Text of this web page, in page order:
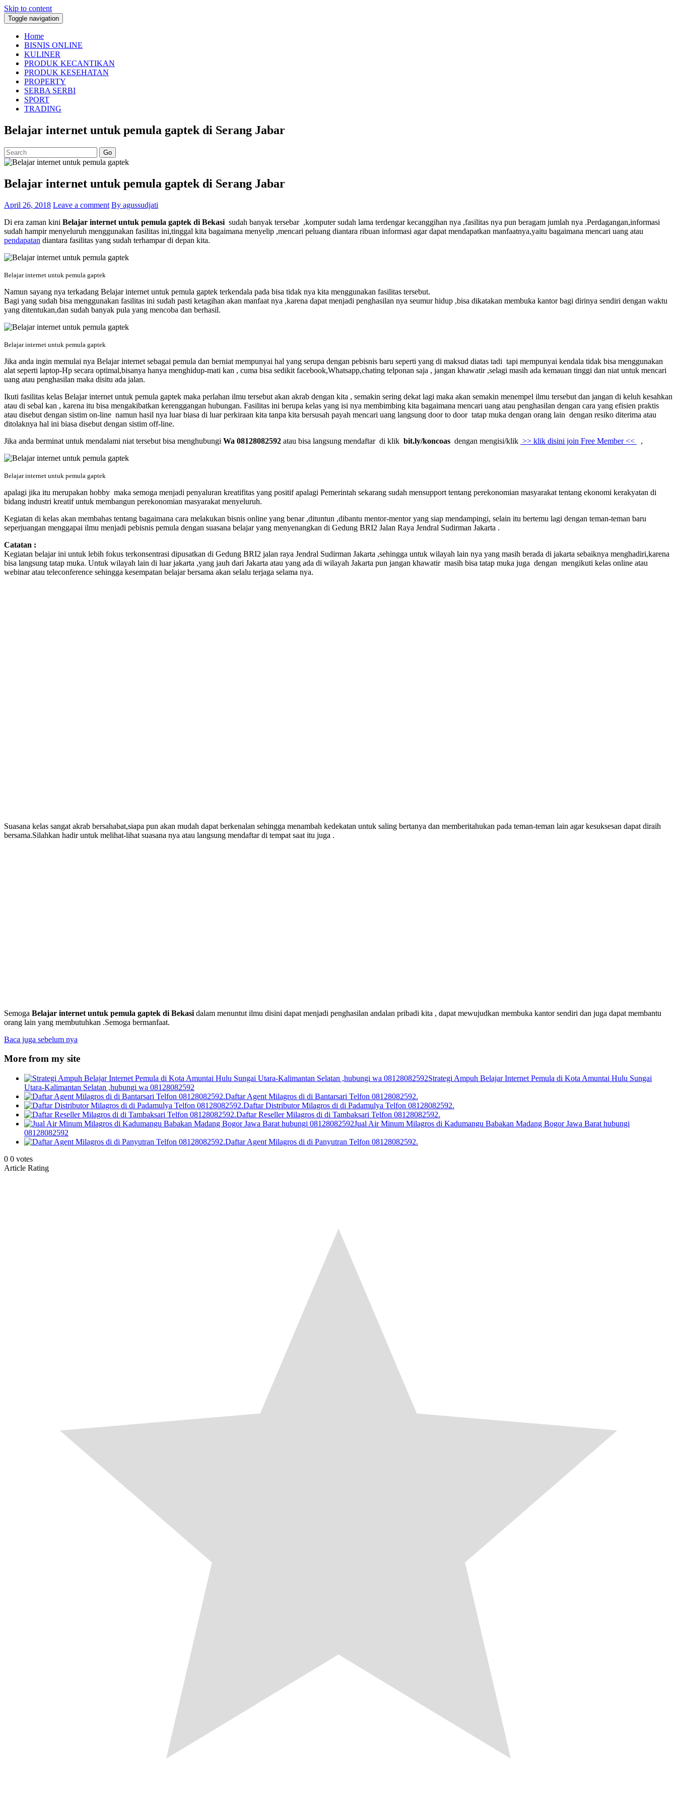
Skip to content
Toggle navigation
Home
BISNIS ONLINE
KULINER
PRODUK KECANTIKAN
PRODUK KESEHATAN
PROPERTY
SERBA SERBI
SPORT
TRADING
Belajar internet untuk pemula gaptek di Serang Jabar
Go
Belajar internet untuk pemula gaptek di Serang Jabar
April 26, 2018 Leave a comment By agussudjati
Di era zaman kini Belajar internet untuk pemula gaptek di Bekasi sudah banyak tersebar ,komputer sudah lama terdengar kecanggihan nya ,fasilitas nya pun beragam jumlah nya .Perdagangan,informasi
sudah hampir menyeluruh menggunakan fasilitas ini,tinggal kita bagaimana menyelip ,mencari peluang diantara ribuan informasi agar dapat mendapatkan manfaatnya,yaitu bagaimana mencari uang atau
pendapatan diantara fasilitas yang sudah terhampar di depan kita.
Belajar internet untuk pemula gaptek
Namun sayang nya terkadang Belajar internet untuk pemula gaptek terkendala pada bisa tidak nya kita menggunakan fasilitas tersebut.
Bagi yang sudah bisa menggunakan fasilitas ini sudah pasti ketagihan akan manfaat nya ,karena dapat menjadi penghasilan nya seumur hidup ,bisa dikatakan membuka kantor bagi dirinya sendiri dengan waktu
yang ditentukan,dan sudah banyak pula yang mencoba dan berhasil.
Belajar internet untuk pemula gaptek
Jika anda ingin memulai nya Belajar internet sebagai pemula dan berniat mempunyai hal yang serupa dengan pebisnis baru seperti yang di maksud diatas tadi tapi mempunyai kendala tidak bisa menggunakan
alat seperti laptop-Hp secara optimal,bisanya hanya menghidup-mati kan , cuma bisa sedikit facebook,Whatsapp,chating telponan saja , jangan khawatir ,selagi masih ada kemauan tinggi dan niat untuk mencari
uang atau penghasilan maka disitu ada jalan.
Ikuti fasilitas kelas Belajar internet untuk pemula gaptek maka perlahan ilmu tersebut akan akrab dengan kita , semakin sering dekat lagi maka akan semakin menempel ilmu tersebut dan jangan di keluh kesahkan
atau di sebal kan , karena itu bisa mengakibatkan kerenggangan hubungan. Fasilitas ini berupa kelas yang isi nya membimbing kita bagaimana mencari uang atau penghasilan dengan cara yang efisien praktis
atau disebut dengan sistim on-line namun hasil nya luar biasa di luar perkiraan kita tanpa kita bersusah payah mencari uang langsung door to door tatap muka dengan orang lain dengan resiko diterima atau
ditolaknya hal ini biasa disebut dengan sistim off-line.
Jika anda berminat untuk mendalami niat tersebut bisa menghubungi Wa 08128082592 atau bisa langsung mendaftar di klik bit.ly/koncoas dengan mengisi/klik >> klik disini join Free Member << ,
Belajar internet untuk pemula gaptek
apalagi jika itu merupakan hobby maka semoga menjadi penyaluran kreatifitas yang positif apalagi Pemerintah sekarang sudah mensupport tentang perekonomian masyarakat tentang ekonomi kerakyatan di
bidang industri kreatif untuk membangun perekonomian masyarakat menyeluruh.
Kegiatan di kelas akan membahas tentang bagaimana cara melakukan bisnis online yang benar ,dituntun ,dibantu mentor-mentor yang siap mendampingi, selain itu bertemu lagi dengan teman-teman baru
seperjuangan menggapai ilmu menjadi pebisnis pemula dengan suasana belajar yang menyenangkan di Gedung BRI2 Jalan Raya Jendral Sudirman Jakarta .
Catatan :
Kegiatan belajar ini untuk lebih fokus terkonsentrasi dipusatkan di Gedung BRI2 jalan raya Jendral Sudirman Jakarta ,sehingga untuk wilayah lain nya yang masih berada di jakarta sebaiknya menghadiri,karena
bisa langsung tatap muka. Untuk wilayah lain di luar jakarta ,yang jauh dari Jakarta atau yang ada di wilayah Jakarta pun jangan khawatir masih bisa tatap muka juga dengan mengikuti kelas online atau
webinar atau teleconference sehingga kesempatan belajar bersama akan selalu terjaga selama nya.
Suasana kelas sangat akrab bersahabat,siapa pun akan mudah dapat berkenalan sehingga menambah kedekatan untuk saling bertanya dan memberitahukan pada teman-teman lain agar kesuksesan dapat diraih
bersama.Silahkan hadir untuk melihat-lihat suasana nya atau langsung mendaftar di tempat saat itu juga .
Semoga Belajar internet untuk pemula gaptek di Bekasi dalam menuntut ilmu disini dapat menjadi penghasilan andalan pribadi kita , dapat mewujudkan membuka kantor sendiri dan juga dapat membantu
orang lain yang membutuhkan .Semoga bermanfaat.
Baca juga sebelum nya
More from my site
Strategi Ampuh Belajar Internet Pemula di Kota Amuntai Hulu Sungai
Utara-Kalimantan Selatan ,hubungi wa 08128082592
Daftar Agent Milagros di di Bantarsari Telfon 08128082592.
Daftar Distributor Milagros di di Padamulya Telfon 08128082592.
Daftar Reseller Milagros di di Tambaksari Telfon 08128082592.
Jual Air Minum Milagros di Kadumangu Babakan Madang Bogor Jawa Barat hubungi
08128082592
Daftar Agent Milagros di di Panyutran Telfon 08128082592.
0 0 votes
Article Rating